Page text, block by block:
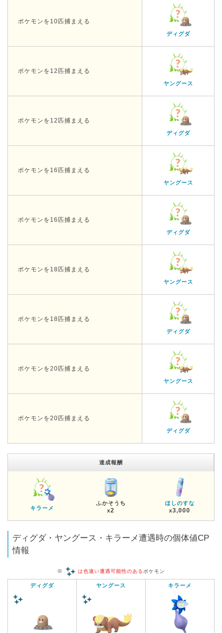
ポケモンを10匹捕まえる
ディグダ
ポケモンを12匹捕まえる
ヤングース
ポケモンを12匹捕まえる
ディグダ
ポケモンを16匹捕まえる
ヤングース
ポケモンを16匹捕まえる
ディグダ
ポケモンを18匹捕まえる
ヤングース
ポケモンを18匹捕まえる
ディグダ
ポケモンを20匹捕まえる
ヤングース
ポケモンを20匹捕まえる
ディグダ
達成報酬
キラーメ
ふかそうち
x2
ほしのすな
x3,000
ディグダ・ヤングース・キラーメ遭遇時の個体値CP
情報
※ は色違い遭遇可能性のある ポケモン
ディグダ ヤングース キラーメ